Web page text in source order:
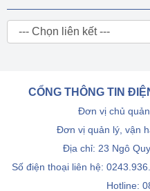
CỔNG THÔNG TIN
Đơn vị chủ
Đơn vị quản lý, vận
Địa chỉ: 23 Ngô
Số điện thoại liên hệ:
Hotline: